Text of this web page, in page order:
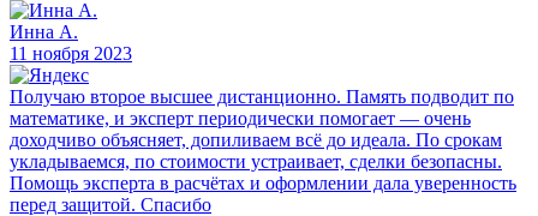
Инна А.
11 ноября 2023
Получаю второе высшее дистанционно. Память подводит по
математике, и эксперт периодически помогает — очень
доходчиво объясняет, допиливаем всё до идеала. По срокам
укладываемся, по стоимости устраивает, сделки безопасны.
Помощь эксперта в расчётах и оформлении дала уверенность
перед защитой. Спасибо